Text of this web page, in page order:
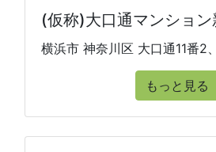
(仮称)大口通マンショ
横浜市 神奈川区 大口通11番2
もっと見る